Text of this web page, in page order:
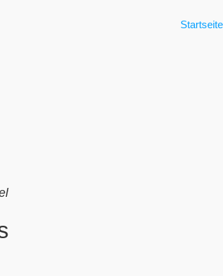
Startseite